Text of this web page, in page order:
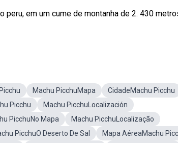
em um cume de montanha de 2. 430
Machu PicchuMapa
CidadeMachu Picchu
Picchu
Machu PicchuLocalización
PicchuNo Mapa
Machu PicchuLocalização
PicchuO Deserto De Sal
Mapa AéreaMachu